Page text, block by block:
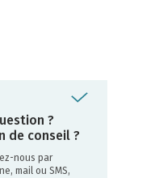
?
de conseil ?
nous par
mail ou SMS,